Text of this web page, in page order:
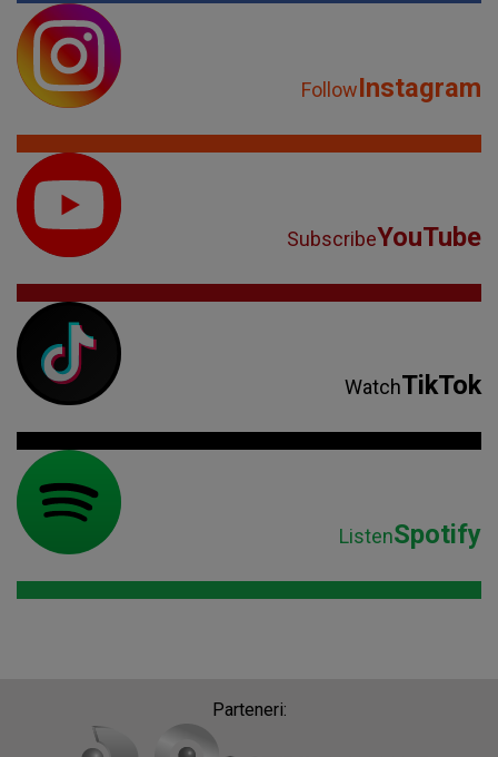
FollowInstagram
SubscribeYouTube
WatchTikTok
ListenSpotify
Parteneri: